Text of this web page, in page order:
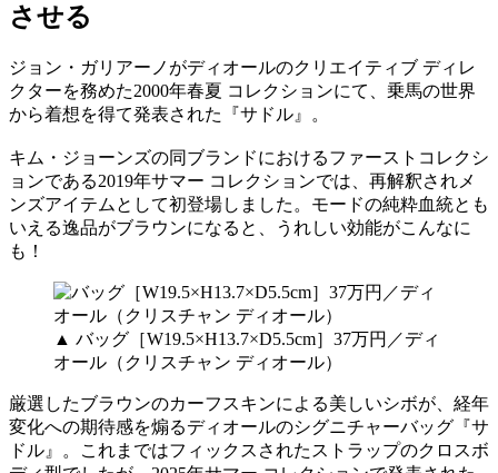
させる
ジョン・ガリアーノがディオールのクリエイティブ ディレ
クターを務めた2000年春夏 コレクションにて、乗馬の世界
から着想を得て発表された『サドル』。
キム・ジョーンズの同ブランドにおけるファーストコレクシ
ョンである2019年サマー コレクションでは、再解釈されメ
ンズアイテムとして初登場しました。モードの純粋血統とも
いえる逸品がブラウンになると、うれしい効能がこんなに
も！
▲ バッグ［W19.5×H13.7×D5.5cm］37万円／ディ
オール（クリスチャン ディオール）
厳選したブラウンのカーフスキンによる美しいシボが、経年
変化への期待感を煽るディオールのシグニチャーバッグ『サ
ドル』。これまではフィックスされたストラップのクロスボ